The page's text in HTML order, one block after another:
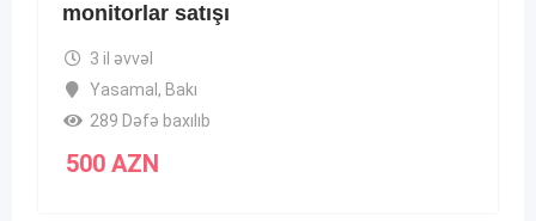
monitorlar satışı
3 il əvvəl
Yasamal , Bakı
289 Dəfə baxılıb
500 AZN